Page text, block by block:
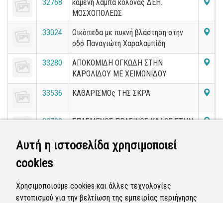
Αυτή η ιστοσελίδα χρησιμοποιεί
cookies
Χρησιμοποιούμε cookies και άλλες τεχνολογίες
εντοπισμού για την βελτίωση της εμπειρίας περιήγησης
32768
καμένη λάμπα κολονας ΔΕΗ.
ΜΟΣΧΟΠΟΛΕΩΣ
33024
Οικόπεδα με πυκνή βλάστηση στην
οδό Παναγιώτη Χαραλαμπίδη
33280
ΑΠΟΚΟΜΙΔΗ ΟΓΚΩΔΗ ΣΤΗΝ
ΚΑΡΟΛΙΔΟΥ ΜΕ ΧΕΙΜΩΝΙΔΟΥ
33536 ΚΑΘΑΡΙΣΜΟς ΤΗΣ ΣΚΡΑ
33792
ΣΠΑΣΜΕΝΟΣ ΠΡΑΣΙΝΟΣ ΚΑΔΟΣ ΣΤΗΝ
34048
ΧΑΛΑΣΜΕΝΟΣ ΠΡΑΣΙΝΟΣ ΚΑΔΟΣ
34304
ΑΠΟΚΟΜΙΔΗ ΟΓΚΩΔΗ ΣΤΗΝ
ΖΗΡΓΡΑΝΟΥ